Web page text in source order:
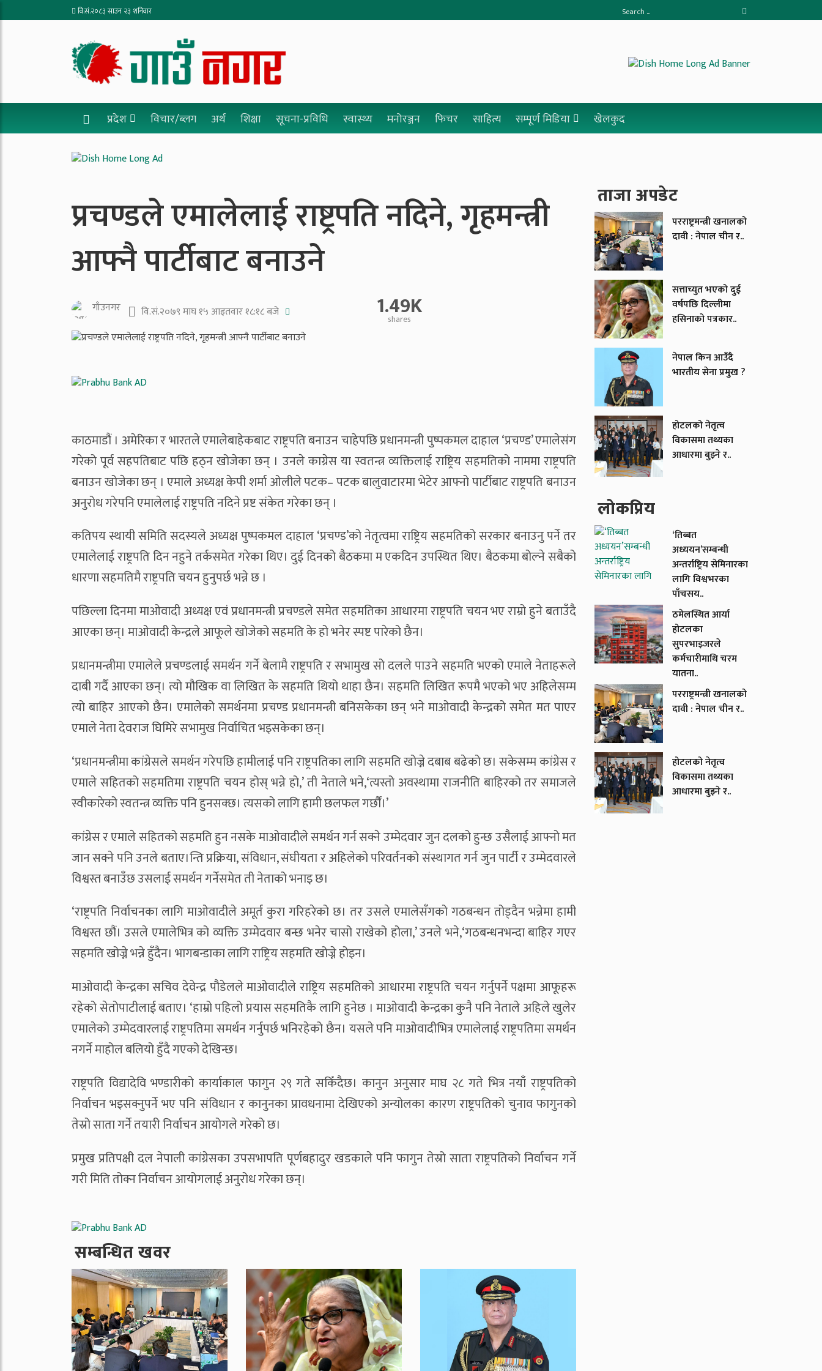
वि.सं.२०८३ साउन २३ शनिवार
प्रदेश विचार/ब्लग अर्थ शिक्षा सूचना-प्रविधि स्वास्थ्य मनोरञ्जन फिचर साहित्य सम्पूर्ण मिडिया खेलकुद
प्रचण्डले एमालेलाई राष्ट्रपति नदिने, गृहमन्त्री
आफ्नै पार्टीबाट बनाउने
गाँउनगर वि.सं.२०७९ माघ १५ आइतवार १८:१८ बजे 1.49K
shares
काठमाडौं । अमेरिका र भारतले एमालेबाहेकबाट राष्ट्रपति बनाउन चाहेपछि प्रधानमन्त्री पुष्पकमल दाहाल ‘प्रचण्ड’ एमालेसंग
गरेको पूर्व सहपतिबाट पछि हठ्न खोजेका छन् । उनले काग्रेस या स्वतन्त्र व्यक्तिलाई राष्ट्रिय सहमतिको नाममा राष्ट्रपति
बनाउन खोजेका छन् । एमाले अध्यक्ष केपी शर्मा ओलीले पटक– पटक बालुवाटारमा भेटेर आफ्नो पार्टीबाट राष्ट्रपति बनाउन
अनुरोध गरेपनि एमालेलाई राष्ट्रपति नदिने प्रष्ट संकेत गरेका छन् ।
कतिपय स्थायी समिति सदस्यले अध्यक्ष पुष्पकमल दाहाल ‘प्रचण्ड’को नेतृत्वमा राष्ट्रिय सहमतिको सरकार बनाउनु पर्ने तर
एमालेलाई राष्ट्रपति दिन नहुने तर्कसमेत गरेका थिए। दुई दिनको बैठकमा म एकदिन उपस्थित थिए। बैठकमा बोल्ने सबैको
धारणा सहमतिमै राष्ट्रपति चयन हुनुपर्छ भन्ने छ ।
पछिल्ला दिनमा माओवादी अध्यक्ष एवं प्रधानमन्त्री प्रचण्डले समेत सहमतिका आधारमा राष्ट्रपति चयन भए राम्रो हुने बताउँदै
आएका छन्। माओवादी केन्द्रले आफूले खोजेको सहमति के हो भनेर स्पष्ट पारेको छैन।
प्रधानमन्त्रीमा एमालेले प्रचण्डलाई समर्थन गर्ने बेलामै राष्ट्रपति र सभामुख सो दलले पाउने सहमति भएको एमाले नेताहरूले
दाबी गर्दै आएका छन्। त्यो मौखिक वा लिखित के सहमति थियो थाहा छैन। सहमति लिखित रूपमै भएको भए अहिलेसम्म
त्यो बाहिर आएको छैन। एमालेको समर्थनमा प्रचण्ड प्रधानमन्त्री बनिसकेका छन् भने माओवादी केन्द्रको समेत मत पाएर
एमाले नेता देवराज घिमिरे सभामुख निर्वाचित भइसकेका छन्।
‘प्रधानमन्त्रीमा कांग्रेसले समर्थन गरेपछि हामीलाई पनि राष्ट्रपतिका लागि सहमति खोज्ने दबाब बढेको छ। सकेसम्म कांग्रेस र
एमाले सहितको सहमतिमा राष्ट्रपति चयन होस् भन्ने हो,’ ती नेताले भने,‘त्यस्तो अवस्थामा राजनीति बाहिरको तर समाजले
स्वीकारेको स्वतन्त्र व्यक्ति पनि हुनसक्छ। त्यसको लागि हामी छलफल गर्छौं।’
कांग्रेस र एमाले सहितको सहमति हुन नसके माओवादीले समर्थन गर्न सक्ने उम्मेदवार जुन दलको हुन्छ उसैलाई आफ्नो मत
जान सक्ने पनि उनले बताए।न्ति प्रक्रिया, संविधान, संघीयता र अहिलेको परिवर्तनको संस्थागत गर्न जुन पार्टी र उम्मेदवारले
विश्वस्त बनाउँछ उसलाई समर्थन गर्नेसमेत ती नेताको भनाइ छ।
‘राष्ट्रपति निर्वाचनका लागि माओवादीले अमूर्त कुरा गरिहरेको छ। तर उसले एमालेसँगको गठबन्धन तोड्दैन भन्नेमा हामी
विश्वस्त छौं। उसले एमालेभित्र को व्यक्ति उम्मेदवार बन्छ भनेर चासो राखेको होला,’ उनले भने,‘गठबन्धनभन्दा बाहिर गएर
सहमति खोज्ने भन्ने हुँदैन। भागबन्डाका लागि राष्ट्रिय सहमति खोज्ने होइन।
माओवादी केन्द्रका सचिव देवेन्द्र पौडेलले माओवादीले राष्ट्रिय सहमतिको आधारमा राष्ट्रपति चयन गर्नुपर्ने पक्षमा आफूहरू
रहेको सेतोपाटीलाई बताए। ‘हाम्रो पहिलो प्रयास सहमतिकै लागि हुनेछ । माओवादी केन्द्रका कुनै पनि नेताले अहिले खुलेर
एमालेको उम्मेदवारलाई राष्ट्रपतिमा समर्थन गर्नुपर्छ भनिरहेको छैन। यसले पनि माओवादीभित्र एमालेलाई राष्ट्रपतिमा समर्थन
नगर्ने माहोल बलियो हुँदै गएको देखिन्छ।
राष्ट्रपति विद्यादेवि भण्डारीको कार्याकाल फागुन २९ गते सकिँदैछ। कानुन अनुसार माघ २८ गते भित्र नयाँ राष्ट्रपतिको
निर्वाचन भइसक्नुपर्ने भए पनि संविधान र कानुनका प्रावधनामा देखिएको अन्योलका कारण राष्ट्रपतिको चुनाव फागुनको
तेस्रो साता गर्ने तयारी निर्वाचन आयोगले गरेको छ।
प्रमुख प्रतिपक्षी दल नेपाली कांग्रेसका उपसभापति पूर्णबहादुर खडकाले पनि फागुन तेस्रो साता राष्ट्रपतिको निर्वाचन गर्ने
गरी मिति तोक्न निर्वाचन आयोगलाई अनुरोध गरेका छन्।
सम्बन्धित खवर
ताजा अपडेट
परराष्ट्रमन्त्री खनालको
दावी : नेपाल चीन र..
सत्ताच्युत भएको दुई
वर्षपछि दिल्लीमा
हसिनाको पत्रकार..
नेपाल किन आउँदै
भारतीय सेना प्रमुख ?
होटलको नेतृत्व
विकासमा तथ्यका
आधारमा बुझ्ने र..
लाेकप्रिय
‘तिब्बत
अध्ययन’सम्बन्धी
अन्तर्राष्ट्रिय सेमिनारका
लागि विश्वभरका
पाँचसय..
ठमेलस्थित आर्या
होटलका
सुपरभाइजरले
कर्मचारीमाथि चरम
यातना..
परराष्ट्रमन्त्री खनालको
दावी : नेपाल चीन र..
होटलको नेतृत्व
विकासमा तथ्यका
आधारमा बुझ्ने र..